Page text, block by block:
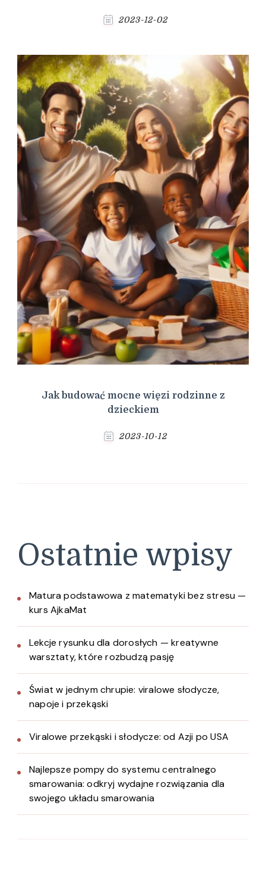
2023-12-02
Jak budować mocne więzi rodzinne z
dzieckiem
2023-10-12
Ostatnie wpisy
Matura podstawowa z matematyki bez stresu —
kurs AjkaMat
Lekcje rysunku dla dorosłych — kreatywne
warsztaty, które rozbudzą pasję
Świat w jednym chrupie: viralowe słodycze,
napoje i przekąski
Viralowe przekąski i słodycze: od Azji po USA
Najlepsze pompy do systemu centralnego
smarowania: odkryj wydajne rozwiązania dla
swojego układu smarowania